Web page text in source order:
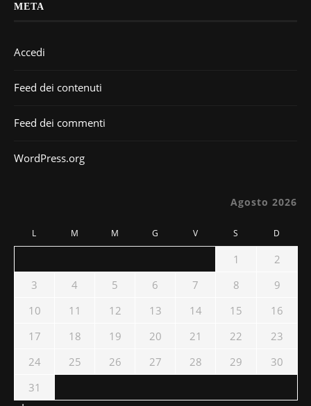
META
Accedi
Feed dei contenuti
Feed dei commenti
WordPress.org
Agosto 2026
L M M G V S D
1
2
3
4 5 6 7 8
9
10
11 12 13 14 15
16
17
18 19 20 21 22
23
24
25 26 27 28 29
30
31